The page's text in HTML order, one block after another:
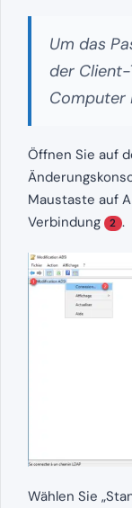
Um das
der Client-
Computer
Öffnen Sie auf
Maustaste auf
Verbindung
2 .
Wählen Sie